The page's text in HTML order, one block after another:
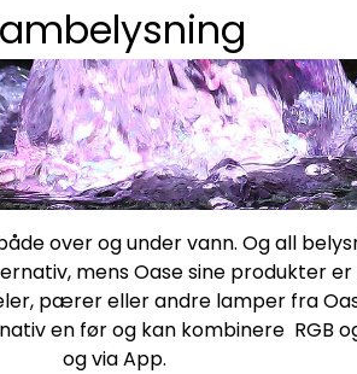
over og under vann. Og all
mens Oase sine produkter
pærer eller andre lamper fra
en før og kan kombinere
og via App.